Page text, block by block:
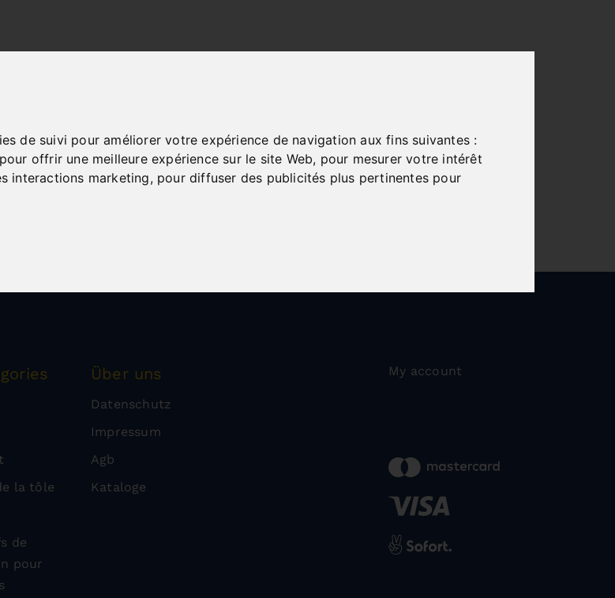
de suivi pour améliorer votre expérience de navigation aux fins suivantes :
pour offrir une meilleure expérience sur le site Web, pour mesurer votre intérêt
interactions marketing, pour diffuser des publicités plus pertinentes pour
la tôle
de
pour
Über uns
Datenschutz
Impressum
Agb
Kataloge
My account